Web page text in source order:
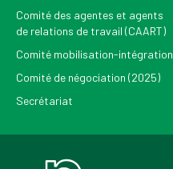
Comité des agentes et agents
de relations de travail (CAART)
Comité mobilisation-intégration
Comité de négociation (2025)
Secrétariat